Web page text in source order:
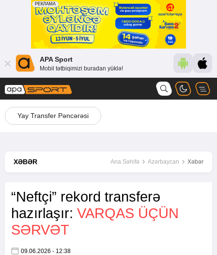
APA Sport
Mobil tətbiqimizi buradan yüklə!
Yay Transfer Pəncərəsi
XƏBƏR Ana Səhifə Azərbaycan Xəbər
“Neftçi” rekord transferə
hazırlaşır: VARQAS ÜÇÜN
SƏRVƏT
09.06.2026 - 12:38